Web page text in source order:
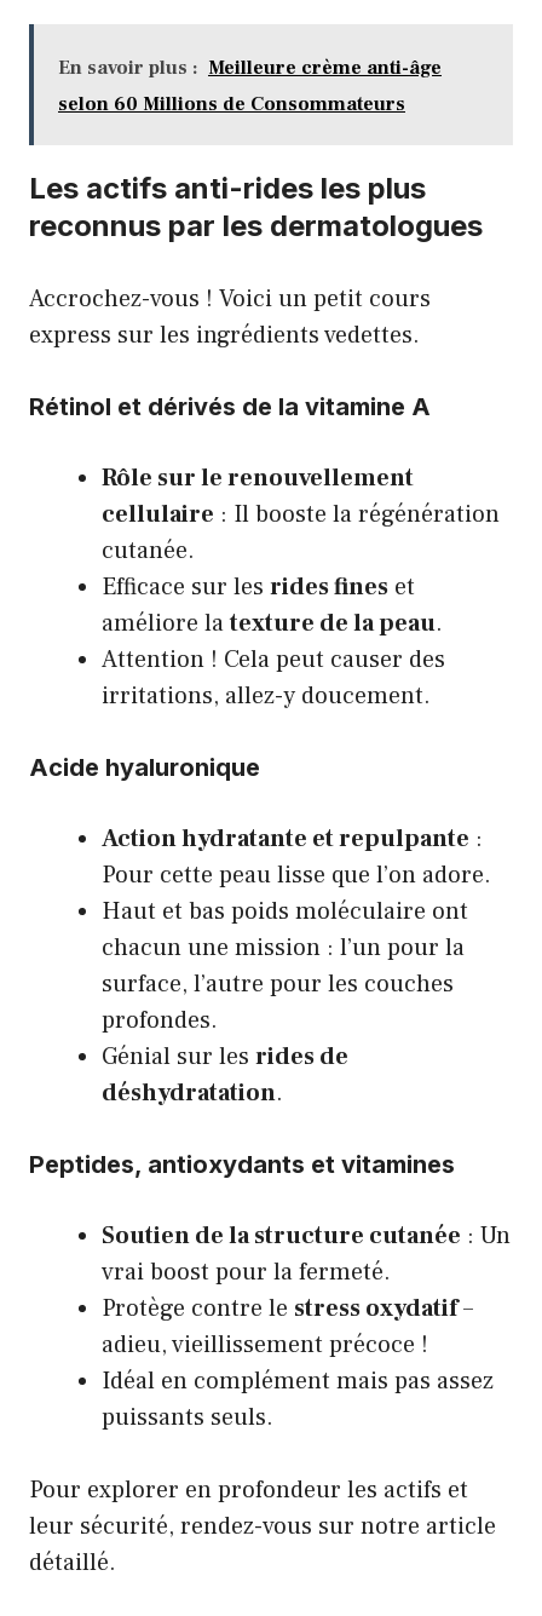
En savoir plus : Meilleure crème anti-âge
selon 60 Millions de Consommateurs
Les actifs anti-rides les plus
reconnus par les dermatologues
Accrochez-vous ! Voici un petit cours
express sur les ingrédients vedettes.
Rétinol et dérivés de la vitamine A
Rôle sur le renouvellement
cellulaire : Il booste la régénération
cutanée.
Efficace sur les rides fines et
améliore latexture de la peau.
Attention ! Cela peut causer des
irritations, allez-y doucement.
Acide hyaluronique
Action hydratante et repulpante :
Pour cette peau lisse que l’on adore.
Haut et bas poids moléculaire ont
chacun une mission : l’un pour la
surface, l’autre pour les couches
profondes.
Génial sur les rides de
déshydratation.
Peptides, antioxydants et vitamines
Soutien de la structure cutanée : Un
vrai boost pour la fermeté.
Protège contre le stress oxydatif–
adieu, vieillissement précoce !
Idéal en complément mais pas assez
puissants seuls.
Pour explorer en profondeur les actifs et
leur sécurité, rendez-vous sur notre article
détaillé.